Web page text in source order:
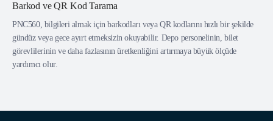
Barkod ve QR Kod Tarama
PNC560, bilgileri almak için barkodları veya QR kodlarını hızlı bir şekilde
gündüz veya gece ayırt etmeksizin okuyabilir. Depo personelinin, bilet
görevlilerinin ve daha fazlasının üretkenliğini artırmaya büyük ölçüde
yardımcı olur.